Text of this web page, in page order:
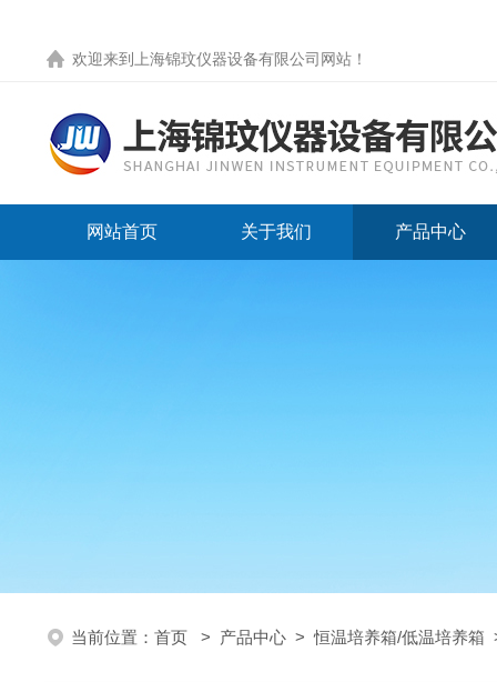
欢迎来到 上海锦玟仪器设备有限公司网站 ！
网站首页 关于我们 产品中心
当前位置： 首页 > 产品中心 >恒温培养箱/低温培养箱